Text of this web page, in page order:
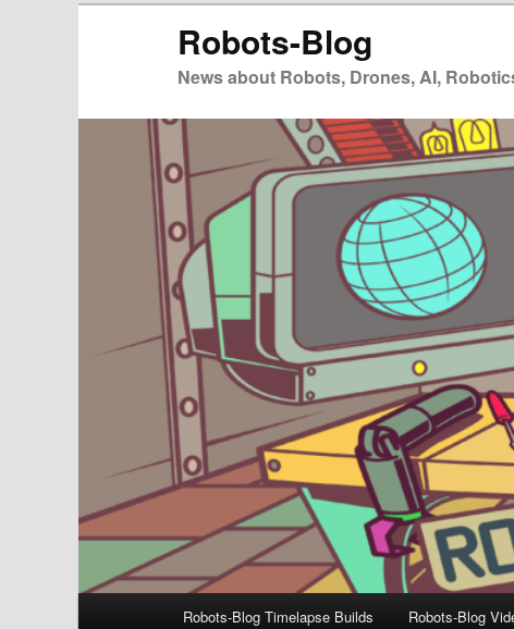
Robots-Blog
News about Robots, Drones, AI,
Robots-Blog Timelapse Builds Robots-Blog